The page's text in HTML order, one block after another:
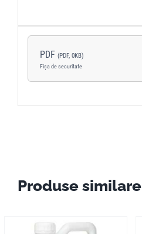
PDF (PDF, 0KB)
Fișa de securitate
Produse similare